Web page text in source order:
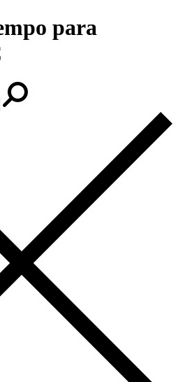
para